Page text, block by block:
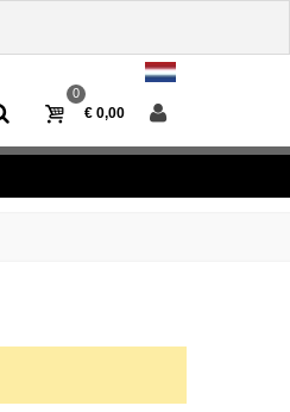
0
€ 0,00